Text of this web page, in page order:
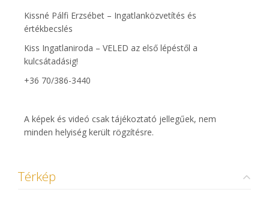
Kissné Pálfi Erzsébet – Ingatlanközvetítés és
értékbecslés
Kiss Ingatlaniroda – VELED az első lépéstől a
kulcsátadásig!
+36 70/386-3440
A képek és videó csak tájékoztató jellegűek, nem
minden helyiség került rögzítésre.
Térkép